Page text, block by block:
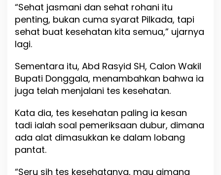
“Sehat jasmani dan sehat rohani itu
penting, bukan cuma syarat Pilkada, tapi
sehat buat kesehatan kita semua,” ujarnya
lagi.
Sementara itu, Abd Rasyid SH, Calon Wakil
Bupati Donggala, menambahkan bahwa ia
juga telah menjalani tes kesehatan.
Kata dia, tes kesehatan paling ia kesan
tadi ialah soal pemeriksaan dubur, dimana
ada alat dimasukkan ke dalam lobang
pantat.
“Seru sih tes kesehatanya, mau gimana